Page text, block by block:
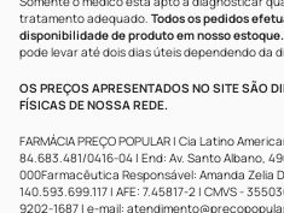
tratamento adequado. Todos os pedidos
disponibilidade de produto em nosso estoque.
pode levar até dois dias úteis dependendo da
OS PREÇOS APRESENTADOS NO SITE SÃO
FÍSICAS DE NOSSA REDE.
FARMÁCIA PREÇO POPULAR | Cia Latino
84.683.481/0416-04 | End: Av. Santo Albano,
000Farmacêutica Responsável: Amanda Zelia
140.593.699.117 | AFE: 7.45817-2 | CMVS -
9202-1687 | e-mail: